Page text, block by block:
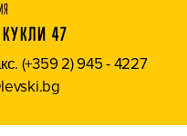
47
(+359 2) 945 - 4227